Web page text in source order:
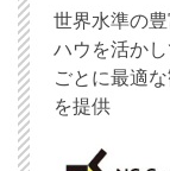
世界水準の
ハウを活か
ごとに最適
を提供